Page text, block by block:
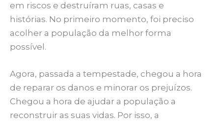
em riscos e destruíram ruas, casas e
histórias. No primeiro momento, foi preciso
acolher a população da melhor forma
possível.
Agora, passada a tempestade, chegou a hora
de reparar os danos e minorar os prejuízos.
Chegou a hora de ajudar a população a
reconstruir as suas vidas. Por isso, a